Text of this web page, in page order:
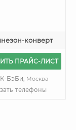
конверт
ПРАЙС-ЛИСТ
БэБи, Москва
телефоны